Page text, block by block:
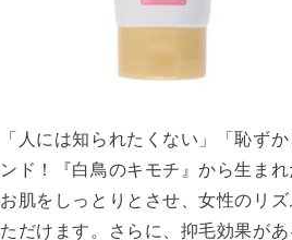
「人には知られたくない」「恥ず
ンド！『白鳥のキモチ』から生ま
お肌をしっとりとさせ、女性のリ
ただけます。さらに、抑毛効果が